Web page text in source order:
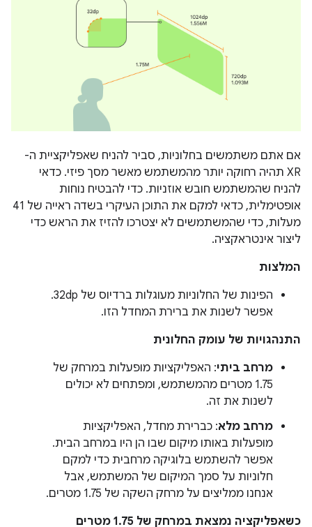
אם אתם משתמשים בחלוניות, סביר להניח שאפליקציית ה-
XR תהיה רחוקה יותר מהמשתמש מאשר מסך פיזי. כדאי
להניח שהמשתמש חובש אוזניות. כדי להבטיח נוחות
אופטימלית, כדאי למקם את התוכן העיקרי בשדה ראייה של 41
מעלות, כדי שהמשתמשים לא יצטרכו להזיז את הראש כדי
ליצור אינטראקציה.
המלצות
הפינות של החלוניות מעוגלות ברדיוס של 32dp.
אפשר לשנות את ברירת המחדל הזו.
התנהגויות של עומק החלונית
מרחב ביתי: האפליקציות מופעלות במרחק של
1.75 מטרים מהמשתמש, ומפתחים לא יכולים
לשנות את זה.
מרחב מלא: כברירת מחדל, האפליקציות
מופעלות באותו מיקום שבו הן היו במרחב הבית.
אפשר להשתמש בלוגיקה מרחבית כדי למקם
חלוניות על סמך המיקום של המשתמש, אבל
אנחנו ממליצים על מרחק השקה של 1.75 מטרים.
כשאפליקציה נמצאת במרחק של 1.75 מטרים